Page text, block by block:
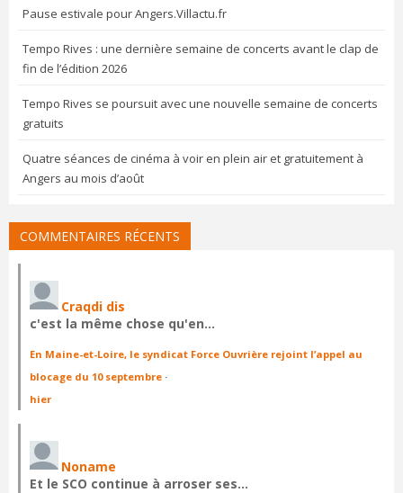
Pause estivale pour Angers.Villactu.fr
Tempo Rives : une dernière semaine de concerts avant le clap de
fin de l’édition 2026
Tempo Rives se poursuit avec une nouvelle semaine de concerts
gratuits
Quatre séances de cinéma à voir en plein air et gratuitement à
Angers au mois d’août
COMMENTAIRES RÉCENTS
Craqdi dis
c'est la même chose qu'en…
En Maine-et-Loire, le syndicat Force Ouvrière rejoint l’appel au
blocage du 10 septembre ·
hier
Noname
Et le SCO continue à arroser ses…